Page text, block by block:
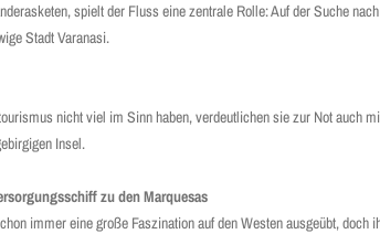
spielt der Fluss eine zentrale Rolle: Auf der Suche
Stadt Varanasi.
nicht viel im Sinn haben, verdeutlichen sie zur Not auch
Insel.
zu den Marquesas
immer eine große Faszination auf den Westen ausgeübt, doch